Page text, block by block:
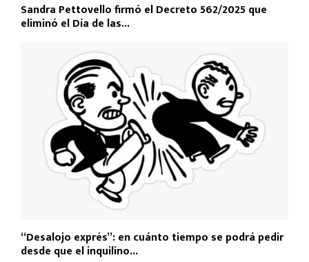
Sandra Pettovello firmó el Decreto 562/2025 que
eliminó el Día de las...
“Desalojo exprés”: en cuánto tiempo se podrá pedir
desde que el inquilino...